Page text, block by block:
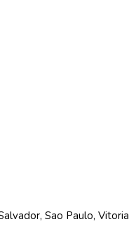
Sao Paulo, Vitoria